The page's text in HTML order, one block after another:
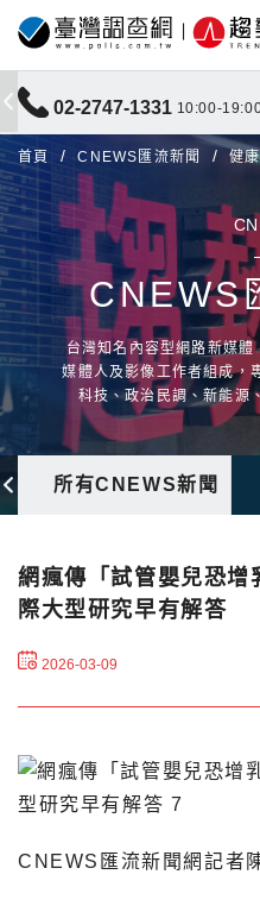
02-2747-1331 10:00-
首頁 CNEWS匯流新聞 健
CNEWS
台灣知名內容型網路新媒
媒體人及影像工作者組成，
科技、政治民調、新能源
所有CNEWS新聞
網瘋傳「試管嬰兒恐增
際大型研究早有解答
2026-03-09
CNEWS匯流新聞網記者